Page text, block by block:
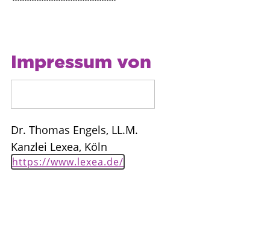
Impressum von
Dr. Thomas Engels, LL.M.
Kanzlei Lexea, Köln
https://www.lexea.de/